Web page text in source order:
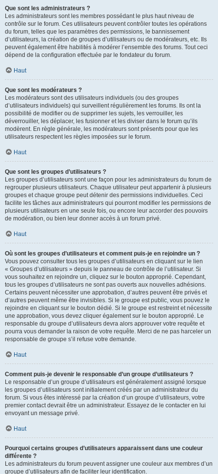
Que sont les administrateurs ?
Les administrateurs sont les membres possédant le plus haut niveau de
contrôle sur le forum. Ces utilisateurs peuvent contrôler toutes les opérations
du forum, telles que les paramètres des permissions, le bannissement
d’utilisateurs, la création de groupes d’utilisateurs ou de modérateurs, etc. Ils
peuvent également être habilités à modérer l’ensemble des forums. Tout ceci
dépend de la configuration effectuée par le fondateur du forum.
Haut
Que sont les modérateurs ?
Les modérateurs sont des utilisateurs individuels (ou des groupes
d’utilisateurs individuels) qui surveillent régulièrement les forums. Ils ont la
possibilité de modifier ou de supprimer les sujets, les verrouiller, les
déverrouiller, les déplacer, les fusionner et les diviser dans le forum qu’ils
modèrent. En règle générale, les modérateurs sont présents pour que les
utilisateurs respectent les règles imposées sur le forum.
Haut
Que sont les groupes d’utilisateurs ?
Les groupes d’utilisateurs sont une façon pour les administrateurs du forum de
regrouper plusieurs utilisateurs. Chaque utilisateur peut appartenir à plusieurs
groupes et chaque groupe peut détenir des permissions individuelles. Ceci
facilite les tâches aux administrateurs qui pourront modifier les permissions de
plusieurs utilisateurs en une seule fois, ou encore leur accorder des pouvoirs
de modération, ou bien leur donner accès à un forum privé.
Haut
Où sont les groupes d’utilisateurs et comment puis-je en rejoindre un ?
Vous pouvez consulter tous les groupes d’utilisateurs en cliquant sur le lien
« Groupes d’utilisateurs » depuis le panneau de contrôle de l’utilisateur. Si
vous souhaitez en rejoindre un, cliquez sur le bouton approprié. Cependant,
tous les groupes d’utilisateurs ne sont pas ouverts aux nouvelles adhésions.
Certains peuvent nécessiter une approbation, d’autres peuvent être privés et
d’autres peuvent même être invisibles. Si le groupe est public, vous pouvez le
rejoindre en cliquant sur le bouton dédié. Si le groupe est restreint et nécessite
une approbation, vous devez cliquer également sur le bouton approprié. Le
responsable du groupe d’utilisateurs devra alors approuver votre requête et
pourra vous demander la raison de votre requête. Merci de ne pas harceler un
responsable de groupe s’il refuse votre demande.
Haut
Comment puis-je devenir le responsable d’un groupe d’utilisateurs ?
Le responsable d’un groupe d’utilisateurs est généralement assigné lorsque
les groupes d’utilisateurs sont initialement créés par un administrateur du
forum. Si vous êtes intéressé par la création d’un groupe d’utilisateurs, votre
premier contact devrait être un administrateur. Essayez de le contacter en lui
envoyant un message privé.
Haut
Pourquoi certains groupes d’utilisateurs apparaissent dans une couleur
différente ?
Les administrateurs du forum peuvent assigner une couleur aux membres d’un
groupe d’utilisateurs afin de faciliter leur identification.